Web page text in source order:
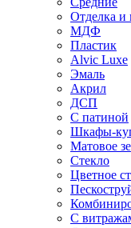
Отделка и
МДФ
Пластик
Alvic Luxe
Эмаль
Акрил
ДСП
С патиной
Шкафы-
Матовое
Стекло
Цветное
С